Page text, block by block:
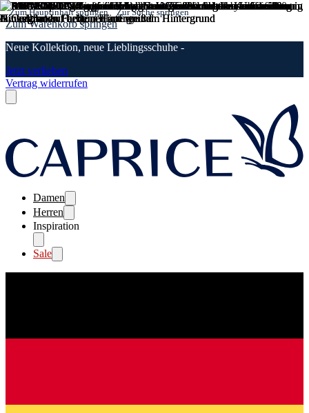
Zum Hauptinhalt springen Zur Suche springen
Zum Warenkorb springen
Neue Kollektion, neue Lieblingsschuhe -
Jetzt verlieben
Vertrag widerrufen
Damen
Herren
Inspiration
Sale